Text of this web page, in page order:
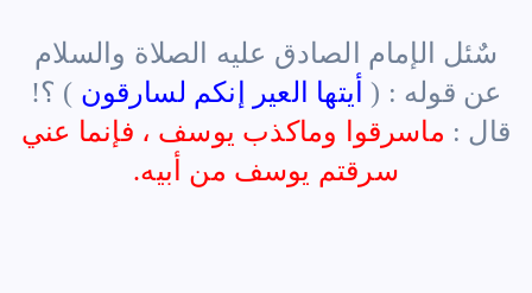
سٌئل الإمام الصادق عليه الصلاة والسلام
عن قوله : ( أيتها العير إنكم لسارقون ) ؟!
قال : ماسرقوا وماكذب يوسف ، فإنما عني
سرقتم يوسف من أبيه.